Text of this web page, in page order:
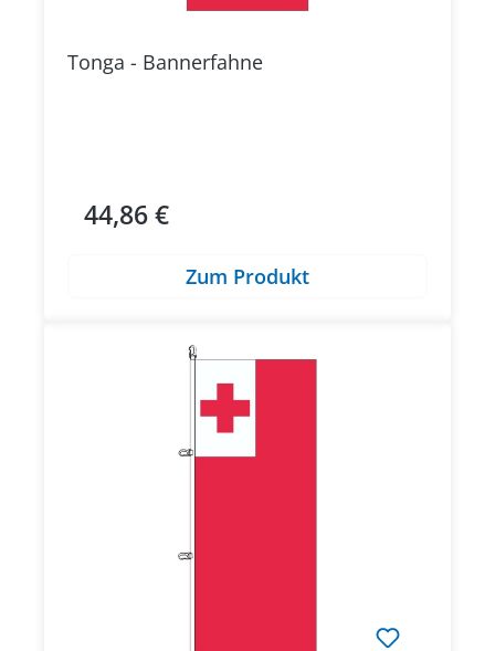
Tonga - Bannerfahne
Regulärer Preis:
44,86 €
Zum Produkt